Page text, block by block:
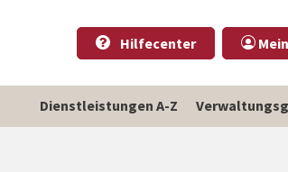
Hilfecenter
Dienstleistungen A-Z